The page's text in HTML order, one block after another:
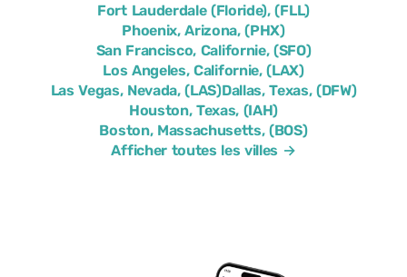
Fort Lauderdale (Floride), (FLL)
Phoenix, Arizona, (PHX)
San Francisco, Californie, (SFO)
Los Angeles, Californie, (LAX)
Las Vegas, Nevada, (LAS)Dallas, Texas, (DFW)
Houston, Texas, (IAH)
Boston, Massachusetts, (BOS)
Afficher toutes les villes →